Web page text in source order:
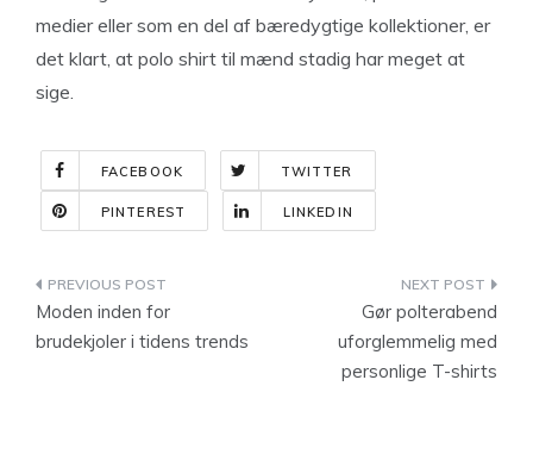
medier eller som en del af bæredygtige kollektioner, er
det klart, at polo shirt til mænd stadig har meget at
sige.
FACEBOOK TWITTER
PINTEREST LINKEDIN
Indlægsnavigation
Moden inden for
brudekjoler i tidens trends
Gør polterabend
uforglemmelig med
personlige T-shirts